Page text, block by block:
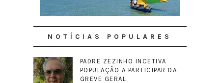
NOTÍCIAS POPULARES
PADRE ZEZINHO INCETIVA
POPULAÇÃO A PARTICIPAR DA
GREVE GERAL